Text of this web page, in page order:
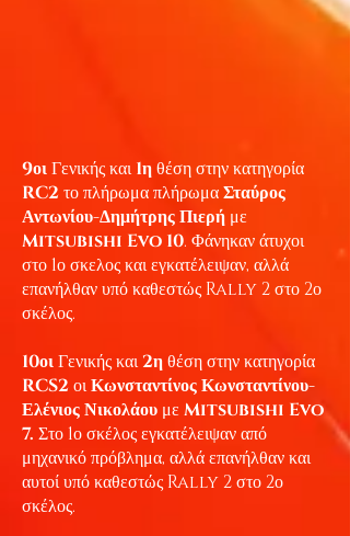
9οιΓενικής και1ηθέση στην κατηγορία
RC2το πλήρωμα πλήρωμαΣταύρος
Αντωνίου-Δημήτρης Πιερή με
Mitsubishi Evo 10. Φάνηκαν άτυχοι
στο 1ο σκελος και εγκατέλειψαν, αλλά
επανήλθαν υπό καθεστώς Rally 2 στο 2ο
σκέλος.
10οιΓενικής και2ηθέση στην κατηγορία
RCS2οιΚωνσταντίνος Κωνσταντίνου-
Ελένιος Νικολάου με Mitsubishi Evo
7. Στο 1ο σκέλος εγκατέλειψαν από
μηχανικό πρόβλημα, αλλά επανήλθαν και
αυτοί υπό καθεστώς Rally 2 στο 2ο
σκέλος.